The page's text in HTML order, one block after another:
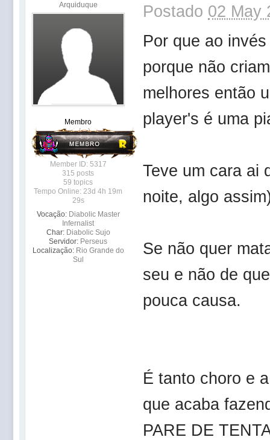
Arquiduque
Membro
Member ID: 5317
315 posts
59 topics
Tempo Online: 23d 4h 19m
29s
Vocação: Diabolic Master
Infernalist
Char: Diabolic Sujo
Servidor: Perseus
Localização: Rio Grande do
Sul
Postado 02 May
Por que ao
porque não
melhores então
player's é uma
Teve um cara ai
noite, algo
Se não quer
seu e não de
pouca causa.
É tanto choro e
que acaba
PARE DE